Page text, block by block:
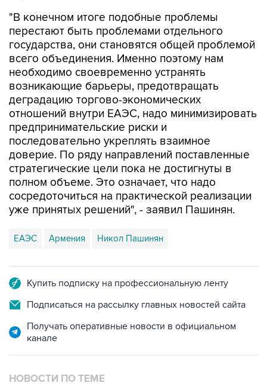
"В конечном итоге подобные проблемы
перестают быть проблемами отдельного
государства, они становятся общей проблемой
всего объединения. Именно поэтому нам
необходимо своевременно устранять
возникающие барьеры, предотвращать
деградацию торгово-экономических
отношений внутри ЕАЭС, надо минимизировать
предпринимательские риски и
последовательно укреплять взаимное
доверие. По ряду направлений поставленные
стратегические цели пока не достигнуты в
полном объеме. Это означает, что надо
сосредоточиться на практической реализации
уже принятых решений", - заявил Пашинян.
ЕАЭС Армения Никол Пашинян
Купить подписку на профессиональную ленту
Подписаться на рассылку главных новостей сайта
Получать оперативные новости в официальном
канале
НОВОСТИ ПО ТЕМЕ